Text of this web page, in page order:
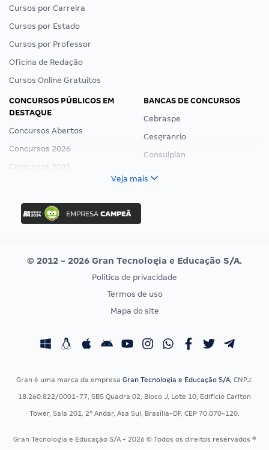
Cursos por Carreira
Cursos por Estado
Cursos por Professor
Oficina de Redação
Cursos Online Gratuitos
CONCURSOS PÚBLICOS EM
DESTAQUE
Concursos Abertos
Concursos 2026
Concursos 2025
Concurso Nacional Unificado
Concurso Ibama
Concurso MPU
Editais publicados
BANCAS DE CONCURSOS
Cebraspe
Cesgranrio
Consulplan
Vunesp
CONCURSOS POR PROFISSÃO
Concursos Fiscais
Concursos Saúde
Residência Multiprofissional
EXAME DE ORDEM
Calendário OAB
Veja mais
© 2012 - 2026 Gran Tecnologia e Educação S/A.
Política de privacidade
Termos de uso
Mapa do site
Gran é uma marca da empresa Gran Tecnologia e Educação S/A, CNPJ:
18.260.822/0001-77, SBS Quadra 02, Bloco J, Lote 10, Edifício Carlton
Tower, Sala 201, 2º Andar, Asa Sul, Brasília-DF, CEP 70.070-120.
Gran Tecnologia e Educação S/A - 2026 © Todos os direitos reservados ®